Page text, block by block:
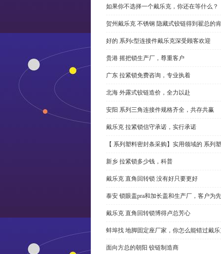
如果你不选择一个戴乐克，你还在等什么？
贺州戴乐克 不锈钢 隐藏式铰链得到翟总的
好的 系列c型连接件戴乐克深受顾客欢迎
贵港 摇把锁生产厂，尊重客户
广东 拉紧锁免费咨询，专业执着
北海 外露式铰链造价，全力以赴
安阳 系列三角连接件规格齐全，共存共赢
戴乐克 拉紧锁信守承诺，实行承诺
【 系列塑料密封条采购】实用领域的 系列
新乡 拉紧锁多少钱，科普
戴乐克 直角回转锁 没有好只要更好
泰安 锁眼盖pra和加长盖和生产厂，客户为先
戴乐克 直角回转锁博得卢总芳心
蚌埠找 地脚固定座厂家，你怎么能错过戴
面向方总的朝阳 铰链制造商